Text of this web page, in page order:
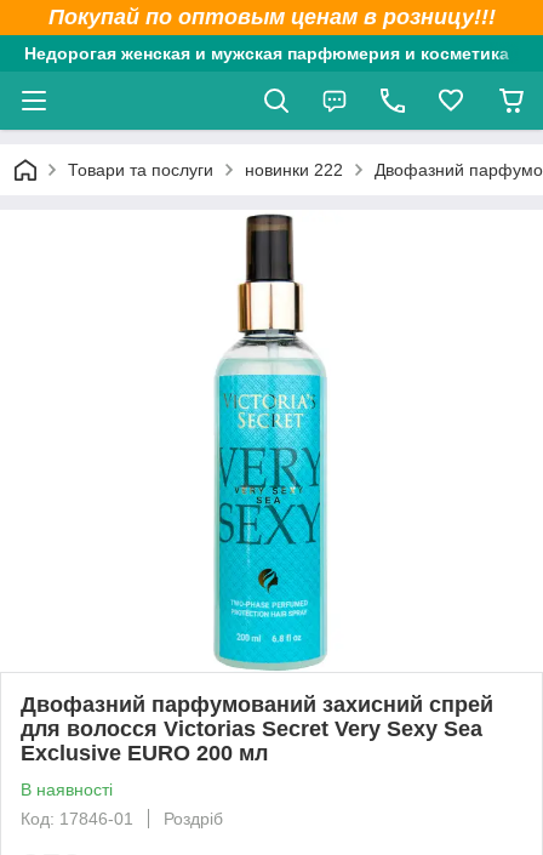
Покупай по оптовым ценам в розницу!!!
Недорогая женская и мужская парфюмерия и косметика
Товари та послуги новинки 222 Двофазний
Двофазний парфумований захисний спрей
для волосся Victorias Secret Very Sexy Sea
Exclusive EURO 200 мл
В наявності
Код: 17846-01
Роздріб